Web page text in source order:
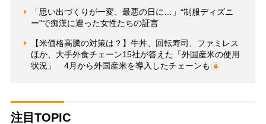
「思い出づくりが一変、最悪の日に…」“制服ディズニ
ー”で痴漢に遭った女性たちの証言
【米価格高騰の対策は？】牛丼、回転寿司、ファミレス
ほか、大手外食チェーン15社が答えた「外国産米の使用
状況」 4月から外国産米を導入したチェーンも
注目TOPIC